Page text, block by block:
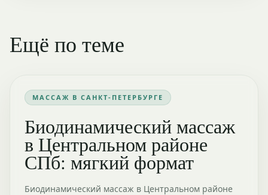
Ещё по теме
МАССАЖ В САНКТ-ПЕТЕРБУРГЕ
Биодинамический массаж
в Центральном районе
СПб: мягкий формат
Биодинамический массаж в Центральном районе